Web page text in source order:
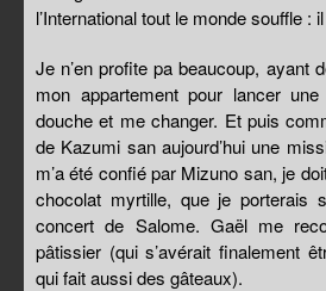
l’International tout le monde souffle :
Je n’en profite pa beaucoup, ayant
mon appartement pour lancer
douche et me changer. Et puis
de Kazumi san aujourd’hui une
m’a été confié par Mizuno san, je
chocolat myrtille, que je
concert de Salome. Gaël me
pâtissier (qui s’avérait finalement
qui fait aussi des gâteaux).